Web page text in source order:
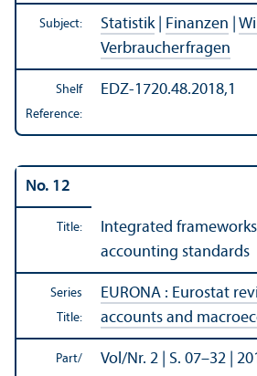
Subject: Statistik| Finanzen
Verbraucherfragen
Shelf
Reference:
EDZ-1720.48.2018,1
No. 12
Title:
Integrated
accounting standards
Series
Title:
EURONA : Eurostat
accounts and
Part/
Vol/Nr. 2 | S. 07–32 |